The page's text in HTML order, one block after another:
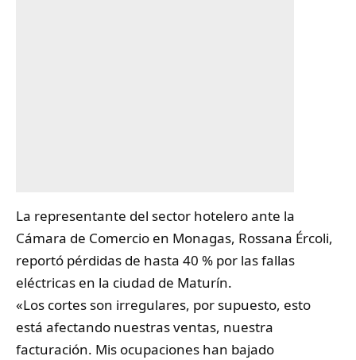
La representante del sector hoteleroante la
Cámara de Comercio en Monagas, Rossana Ércoli,
reportó pérdidas de hasta 40 % por las fallas
eléctricas en la ciudad de Maturín.
«Los cortes son irregulares, por supuesto, esto
está afectando nuestras ventas, nuestra
facturación. Mis ocupaciones han bajado